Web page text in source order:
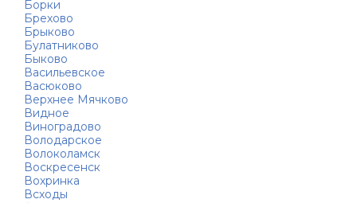
Борки
Брехово
Брыково
Булатниково
Быково
Васильевское
Васюково
Верхнее Мячково
Видное
Виноградово
Володарское
Волоколамск
Воскресенск
Вохринка
Всходы